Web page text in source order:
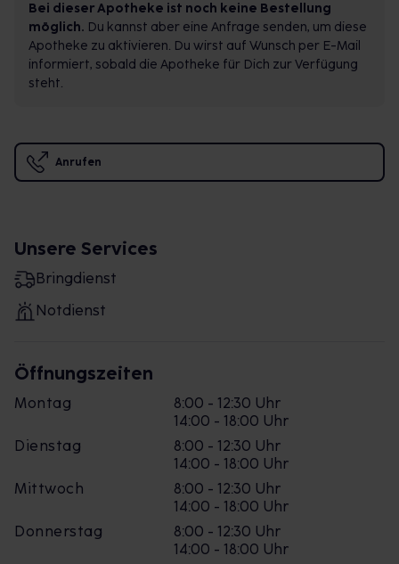
Bei dieser Apotheke ist noch keine Bestellung
möglich. Du kannst aber eine Anfrage senden, um diese
Apotheke zu aktivieren. Du wirst auf Wunsch per E-Mail
informiert, sobald die Apotheke für Dich zur Verfügung
steht.
Anrufen
Unsere Services
Bringdienst
Notdienst
Öffnungszeiten
Montag
8:00 - 12:30 Uhr
14:00 - 18:00 Uhr
Dienstag
8:00 - 12:30 Uhr
14:00 - 18:00 Uhr
Mittwoch
8:00 - 12:30 Uhr
14:00 - 18:00 Uhr
Donnerstag
8:00 - 12:30 Uhr
14:00 - 18:00 Uhr